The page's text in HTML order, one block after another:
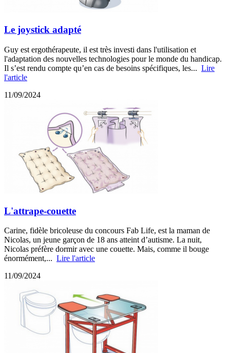
Le joystick adapté
Guy est ergothérapeute, il est très investi dans l'utilisation et
l'adaptation des nouvelles technologies pour le monde du handicap.
Il s’est rendu compte qu’en cas de besoins spécifiques, les... Lire
l'article
11/09/2024
L'attrape-couette
Carine, fidèle bricoleuse du concours Fab Life, est la maman de
Nicolas, un jeune garçon de 18 ans atteint d’autisme. La nuit,
Nicolas préfère dormir avec une couette. Mais, comme il bouge
énormément,... Lire l'article
11/09/2024